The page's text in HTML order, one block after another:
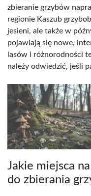
zbieranie grzybów
regionie Kaszub
jesieni, ale także w
pojawiają się nowe,
lasów i różnorodności
należy odwiedzić, jeśli
Jakie miejsca
do zbierania